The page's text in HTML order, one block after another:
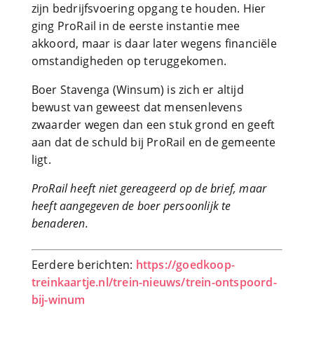
zijn bedrijfsvoering opgang te houden. Hier
ging ProRail in de eerste instantie mee
akkoord, maar is daar later wegens financiële
omstandigheden op teruggekomen.
Boer Stavenga (Winsum) is zich er altijd
bewust van geweest dat mensenlevens
zwaarder wegen dan een stuk grond en geeft
aan dat de schuld bij ProRail en de gemeente
ligt.
ProRail heeft niet gereageerd op de brief, maar
heeft aangegeven de boer persoonlijk te
benaderen.
Eerdere berichten: https://goedkoop-
treinkaartje.nl/trein-nieuws/trein-ontspoord-
bij-winum